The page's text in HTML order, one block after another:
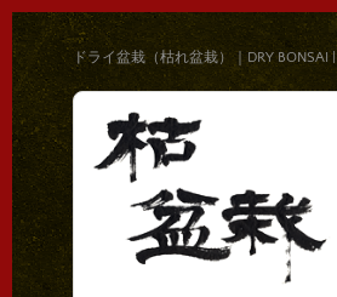
ドライ盆栽（枯れ盆栽）｜DRY BONSAI